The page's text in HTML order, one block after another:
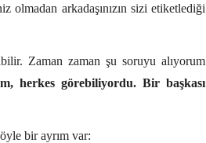
arkadaşınızın sizi etiketlediği
Zaman zaman şu soruyu alıyorum
herkes görebiliyordu. Bir başkası
bir ayrım var: